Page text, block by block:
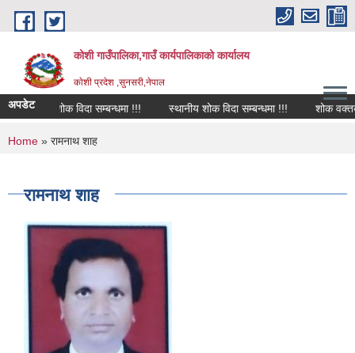
Skip to main content
कोशी गाउँपालिका,गाउँ कार्यपालिकाको कार्यालय
काेशी प्रदेश ,सुनसरी,नेपाल
अपडेट शोक विदा सम्बन्धमा !!! स्थानीय शोक विदा सम्बन्धमा !!! शोक वक्तव्य
You are here
Home » रामनाथ शाह
रामनाथ शाह